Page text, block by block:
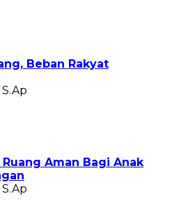
Beban Rakyat
Aman Bagi Anak